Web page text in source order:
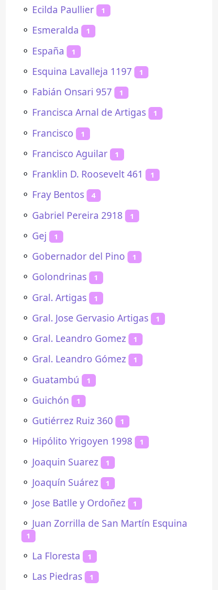
⚬ Ecilda Paullier 1
⚬ Esmeralda 1
⚬ España 1
⚬ Esquina Lavalleja 1197 1
⚬ Fabián Onsari 957 1
⚬ Francisca Arnal de Artigas 1
⚬ Francisco 1
⚬ Francisco Aguilar 1
⚬ Franklin D. Roosevelt 461 1
⚬ Fray Bentos 4
⚬ Gabriel Pereira 2918 1
⚬ Gej 1
⚬ Gobernador del Pino 1
⚬ Golondrinas 1
⚬ Gral. Artigas 1
⚬ Gral. Jose Gervasio Artigas 1
⚬ Gral. Leandro Gomez 1
⚬ Gral. Leandro Gómez 1
⚬ Guatambú 1
⚬ Guichón 1
⚬ Gutiérrez Ruiz 360 1
⚬ Hipólito Yrigoyen 1998 1
⚬ Joaquin Suarez 1
⚬ Joaquín Suárez 1
⚬ Jose Batlle y Ordoñez 1
⚬ Juan Zorrilla de San Martín Esquina
1
⚬ La Floresta 1
⚬ Las Piedras 1